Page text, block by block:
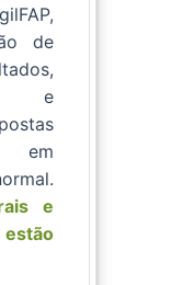
de
e
em
e